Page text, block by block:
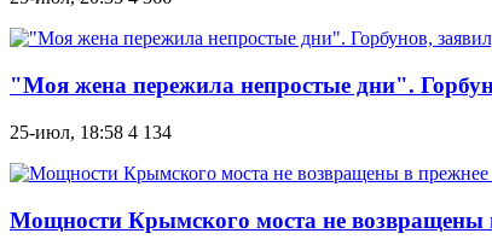
"Моя жена пережила непростые дни".
25-июл, 18:58 4 134
Мощности Крымского моста не возвращены